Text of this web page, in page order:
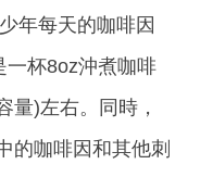
年每天的咖啡因
一杯8oz沖煮咖啡
量)左右。同時，
的咖啡因和其他刺